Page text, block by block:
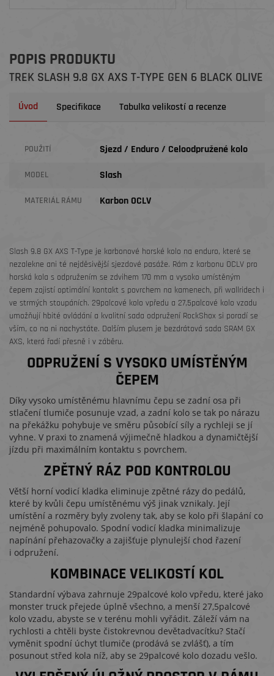
POPIS PRODUKTU
TREK SLASH 9.8 GX AXS T-TYPE GEN 6 BLACK OLIVE
Úvod Specifikace Tabulka velikostí a recenze
POUŽITÍ Sjezd / Enduro / Celoodpružené kolo
MODEL Slash
MATERIÁL RÁMU Karbon OCLV
Slash 9.8 GX AXS T-Type je karbonové horské kolo na enduro, které se
nezalekne ani té nejděsivější sjezdové pasáže. Rám z karbonu OCLV pro
horská kola s odpružením se zdvihem 170 mm a vysoko umístěným
čepem zajistí optimální kontakt s povrchem na kamenech, při wallridech i
ve strmých stoupáních. 29palcové kolo vpředu a 27,5palcové kolo vzadu
umožňují hbité ovládání a kvalitní sada odpružení RockShox si poradí se
vším, co na ni nachystáte. Dalším plusem je bezdrátová sada SRAM GX
AXS, která řadí přesně i v záběru.
ODPRUŽENÍ S VYSOKO UMÍSTĚNÝM
ČEPEM
Díky vysoko umístěnému hlavnímu čepu se zadní osa při
stlačení tlumiče posunuje vzad, a zadní kolo se tak po nárazu
na překážku pohybuje ve směru působící síly a rychleji se jí
vyhne. V praxi to znamená výjimečně hladkou a dynamičtější
jízdu při maximálním kontaktu s povrchem.
ZPĚTNÝ RÁZ POD KONTROLOU
Větší horní vodicí kladka eliminuje zpětné rázy do pedálů,
které by kvůli čepu umístěnému výš jinak vznikaly. Její
umístění a rozměry byly zvoleny tak, aby se kolo při šlapání co
nejméně pohupovalo. Spodní vodicí kladka minimalizuje
napínání přehazovačky a zajišťuje plynulejší chod řazení
i odpružení.
KOMBINACE VELIKOSTÍ KOL
Standardní výbava zahrnuje 29palcové kolo vpředu, které jako
monster truck přejede úplně všechno, a menší 27,5palcové
kolo vzadu, abyste se v terénu mohli vyřádit. Záleží vám na
rychlosti a chtěli byste čistokrevnou devětadvacítku? Stačí
vyměnit spodní úchyt tlumiče (prodává se zvlášť), a tím
posunout střed kola níž, aby se 29palcové kolo dozadu vešlo.